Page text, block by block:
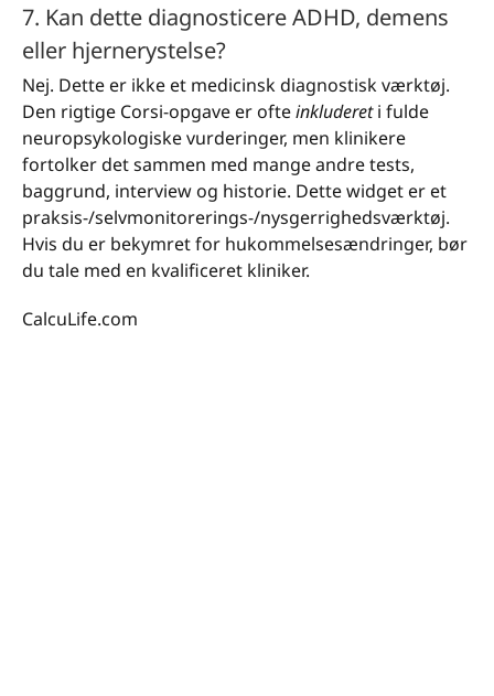
7. Kan dette diagnosticere ADHD, demens
eller hjernerystelse?
Nej. Dette er ikke et medicinsk diagnostisk værktøj.
Den rigtige Corsi-opgave er ofteinkludereti fulde
neuropsykologiske vurderinger, men klinikere
fortolker det sammen med mange andre tests,
baggrund, interview og historie. Dette widget er et
praksis-/selvmonitorerings-/nysgerrighedsværktøj.
Hvis du er bekymret for hukommelsesændringer, bør
du tale med en kvalificeret kliniker.
CalcuLife.com